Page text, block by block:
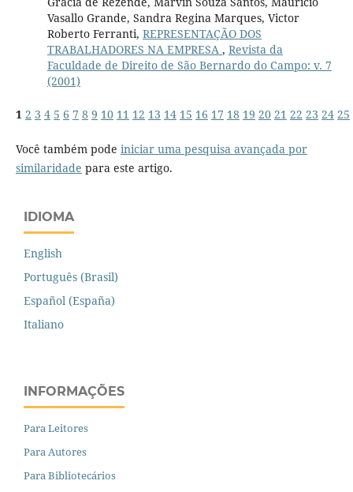
Vasallo Grande, Sandra Regina Marques, Victor
Roberto Ferranti, REPRESENTAÇÃO DOS
TRABALHADORES NA EMPRESA , Revista da
Faculdade de Direito de São Bernardo do Campo: v. 7
(2001)
1 2 3 4 5 6 7 8 9 10 11 12 13 14 15 16 17 18 19 20 21 22 23 24 25
Você também pode iniciar uma pesquisa avançada por
similaridade para este artigo.
IDIOMA
English
Português (Brasil)
Español (España)
Italiano
INFORMAÇÕES
Para Leitores
Para Autores
Para Bibliotecários